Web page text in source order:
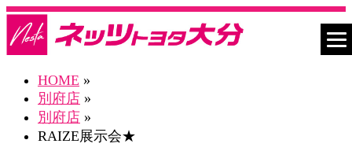
HOME »
別府店 »
別府店 »
RAIZE展示会★